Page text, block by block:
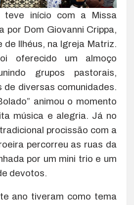
teve início com a Missa
por Dom Giovanni Crippa,
de Ilhéus, na Igreja Matriz.
oferecido um almoço
grupos pastorais,
de diversas comunidades.
animou o momento
música e alegria. Já no
procissão com a
percorreu as ruas da
por um mini trio e um
devotos.
ano tiveram como tema